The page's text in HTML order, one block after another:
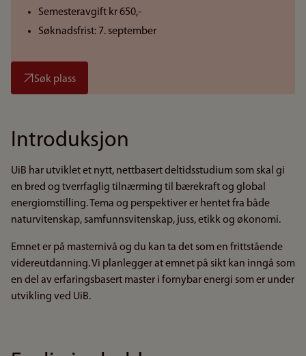
Semesteravgift kr 650,-
Søknadsfrist: 7. september
Søk plass
Introduksjon
UiB har utviklet et nytt, nettbasert deltidsstudium som skal gi
en bred og tverrfaglig tilnærming til bærekraft og global
energiomstilling. Tema og perspektiver er hentet fra både
naturvitenskap, samfunnsvitenskap, juss, etikk og økonomi.
Emnet er på masternivå og du kan ta det som en frittstående
videreutdanning. Vi planlegger at emnet på sikt kan inngå som
en del av erfaringsbasert master i fornybar energi som er under
utvikling ved UiB.